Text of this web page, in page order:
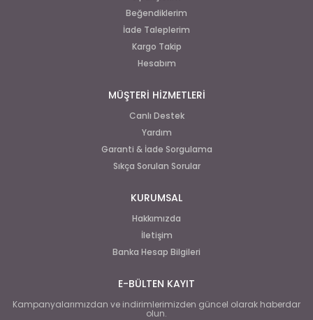
Beğendiklerim
İade Taleplerim
Kargo Takip
Hesabım
MÜŞTERİ HİZMETLERİ
Canlı Destek
Yardım
Garanti & İade Sorgulama
Sıkça Sorulan Sorular
KURUMSAL
Hakkımızda
İletişim
Banka Hesap Bilgileri
E-BÜLTEN KAYIT
Kampanyalarımızdan ve indirimlerimizden güncel olarak haberdar
olun.